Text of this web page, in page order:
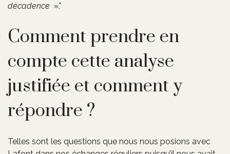
décadence »."
Comment prendre en
compte cette analyse
justifiée et comment y
répondre ?
Telles sont les questions que nous nous posions avec